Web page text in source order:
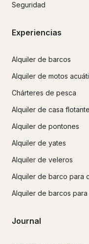
Seguridad
Experiencias
Alquiler de barcos
Alquiler de motos
Chárteres de pesca
Alquiler de casa flotante
Alquiler de pontones
Alquiler de yates
Alquiler de veleros
Alquiler de barco para
Alquiler de barcos para
Journal